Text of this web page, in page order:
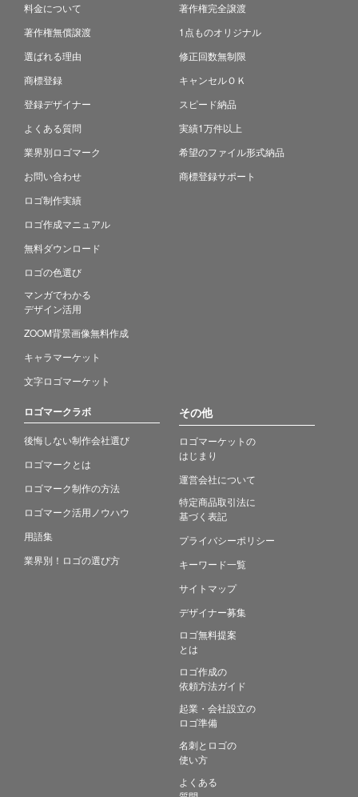
料金について
著作権無償譲渡
選ばれる理由
商標登録
登録デザイナー
よくある質問
業界別ロゴマーク
お問い合わせ
ロゴ制作実績
ロゴ作成マニュアル
無料ダウンロード
ロゴの色選び
マンガでわかる
デザイン活用
ZOOM背景画像無料作成
キャラマーケット
文字ロゴマーケット
著作権完全譲渡
1点ものオリジナル
修正回数無制限
キャンセルＯＫ
スピード納品
実績1万件以上
希望のファイル形式納品
商標登録サポート
ロゴマークラボ
後悔しない制作会社選び
ロゴマークとは
ロゴマーク制作の方法
ロゴマーク活用ノウハウ
用語集
業界別！ロゴの選び方
その他
ロゴマーケットの
はじまり
運営会社について
特定商品取引法に
基づく表記
プライバシーポリシー
キーワード一覧
サイトマップ
デザイナー募集
ロゴ無料提案
とは
ロゴ作成の
依頼方法ガイド
起業・会社設立の
ロゴ準備
名刺とロゴの
使い方
よくある